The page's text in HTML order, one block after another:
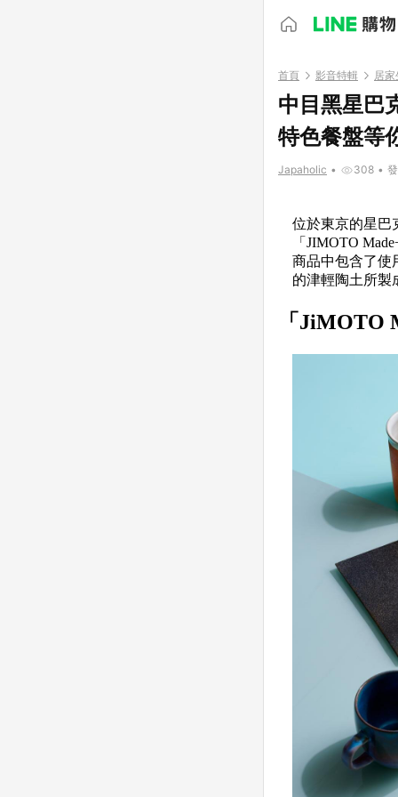
首頁 影音特輯 居
中目黑星巴
特色餐盤等
Japaholic • 308 •
位於東京的星巴
「JIMOTO
商品中包含了使
的津輕陶土所製
「JiMOTO